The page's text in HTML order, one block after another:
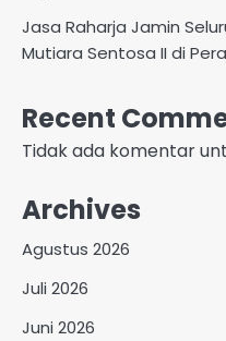
Jasa Raharja Jamin
Mutiara Sentosa II di
Recent
Tidak ada komentar
Archives
Agustus 2026
Juli 2026
Juni 2026